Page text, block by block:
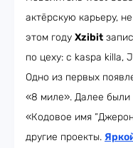
актёрскую карьеру,
этом году Xzibit
по цеху: с kaspa killa,
Одно из первых
«8 миле». Далее
«Кодовое имя
другие проекты.